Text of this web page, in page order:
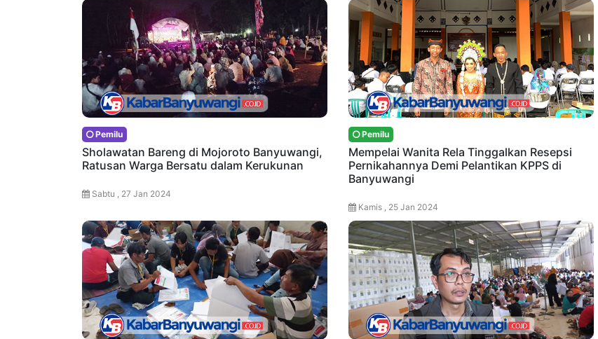
Pemilu
Sholawatan Bareng di Mojoroto Banyuwangi,
Ratusan Warga Bersatu dalam Kerukunan
Sabtu , 27 Jan 2024
Pemilu
Mempelai Wanita Rela Tinggalkan Resepsi
Pernikahannya Demi Pelantikan KPPS di
Banyuwangi
Kamis , 25 Jan 2024